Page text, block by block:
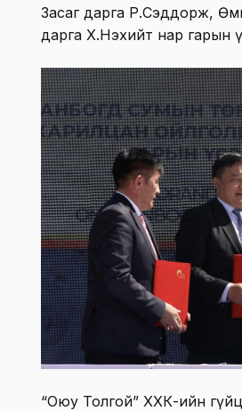
Засаг дарга Р.Сэддорж,
дарга Х.Нэхийт нар гарын
“Оюу Толгой” ХХК-ийн